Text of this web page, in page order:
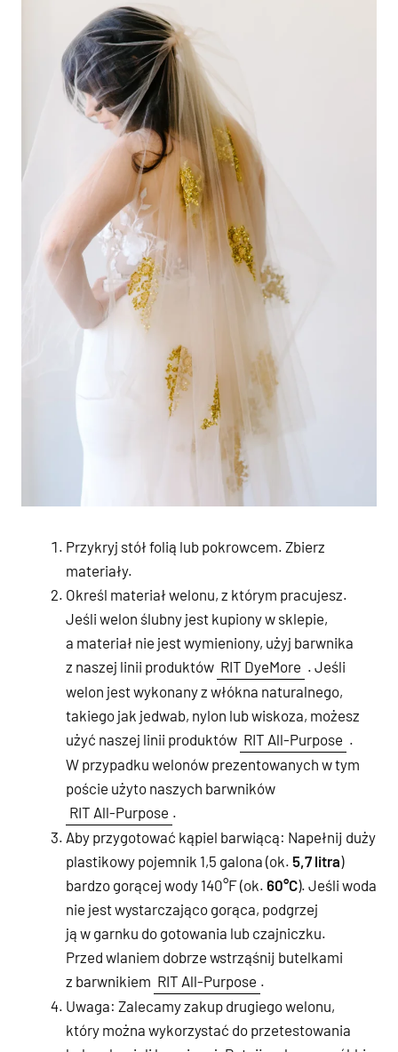
Przykryj stół folią lub pokrowcem. Zbierz
materiały.
Określ materiał welonu, z którym pracujesz.
Jeśli welon ślubny jest kupiony w sklepie,
a materiał nie jest wymieniony, użyj barwnika
z naszej linii produktów RIT DyeMore . Jeśli
welon jest wykonany z włókna naturalnego,
takiego jak jedwab, nylon lub wiskoza, możesz
użyć naszej linii produktów RIT All-Purpose .
W przypadku welonów prezentowanych w tym
poście użyto naszych barwników
RIT All-Purpose .
Aby przygotować kąpiel barwiącą: Napełnij duży
plastikowy pojemnik 1,5 galona (ok. 5,7 litra)
bardzo gorącej wody 140°F (ok. 60°C). Jeśli woda
nie jest wystarczająco gorąca, podgrzej
ją w garnku do gotowania lub czajniczku.
Przed wlaniem dobrze wstrząśnij butelkami
z barwnikiem RIT All-Purpose .
Uwaga: Zalecamy zakup drugiego welonu,
który można wykorzystać do przetestowania